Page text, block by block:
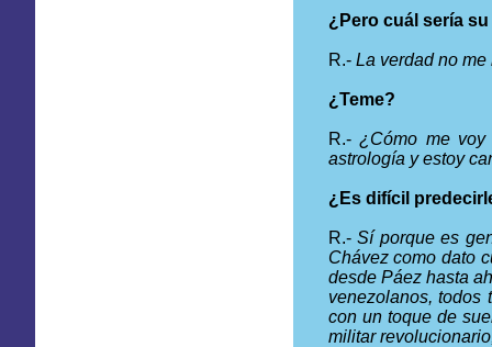
¿Pero cuál sería
R.- La verdad no me
¿Teme?
R.- ¿Cómo me
astrología y estoy
¿Es difícil
R.-Sí porque es
Chávez como dato
desde Páez hasta
venezolanos,
con un toque de
militar